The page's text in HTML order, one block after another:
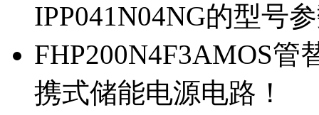
IPP041N04NG的型号
FHP200N4F3AMOS管
携式储能电源电路！